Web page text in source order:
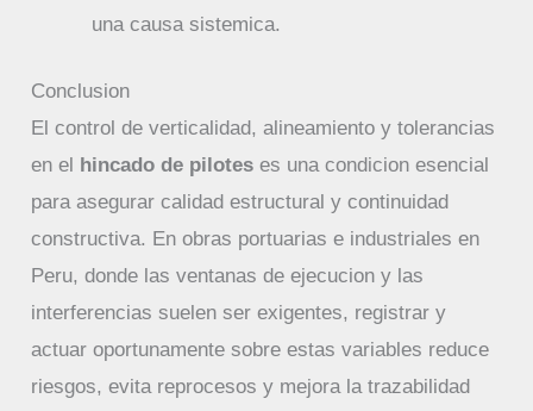
una causa sistemica.
Conclusion
El control de verticalidad, alineamiento y tolerancias
en el
hincado de pilotes es una condicion esencial
para asegurar calidad estructural y continuidad
constructiva. En obras portuarias e industriales en
Peru, donde las ventanas de ejecucion y las
interferencias suelen ser exigentes, registrar y
actuar oportunamente sobre estas variables reduce
riesgos, evita reprocesos y mejora la trazabilidad